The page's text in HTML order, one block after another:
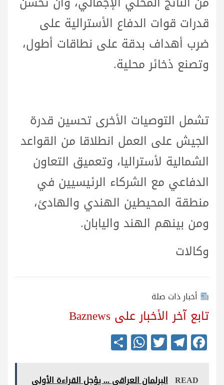
قدرات قوات الدفاع الأسترالية على
ضرب أهداف بدقة على نطاقات أطول،
وتصنع ذخائر محلية.
تشمل التوصيات الأخرى تحسين قدرة
الجيش على العمل انطلاقا من القواعد
الشمالية لأستراليا، وتعميق التعاون
الدفاعي مع الشركاء الرئيسيين في
منطقة المحيطين الهندي والهادئ،
ومن بينهم الهند واليابان.
وكالات
أخبار ذات صلة
تابع آخر الأخبار على Baznews
Fa
ce
bo
Te
le
gr
T
wi
tte
W
ha
ts
re READ البرلمان العراقي ... يؤجل القراءة الأولى